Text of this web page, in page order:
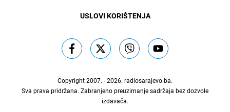
USLOVI KORIŠTENJA
Copyright 2007. - 2026. radiosarajevo.ba.
Sva prava pridržana. Zabranjeno preuzimanje sadržaja bez dozvole
izdavača.